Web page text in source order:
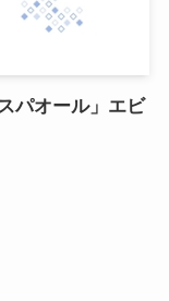
パオール」エビ